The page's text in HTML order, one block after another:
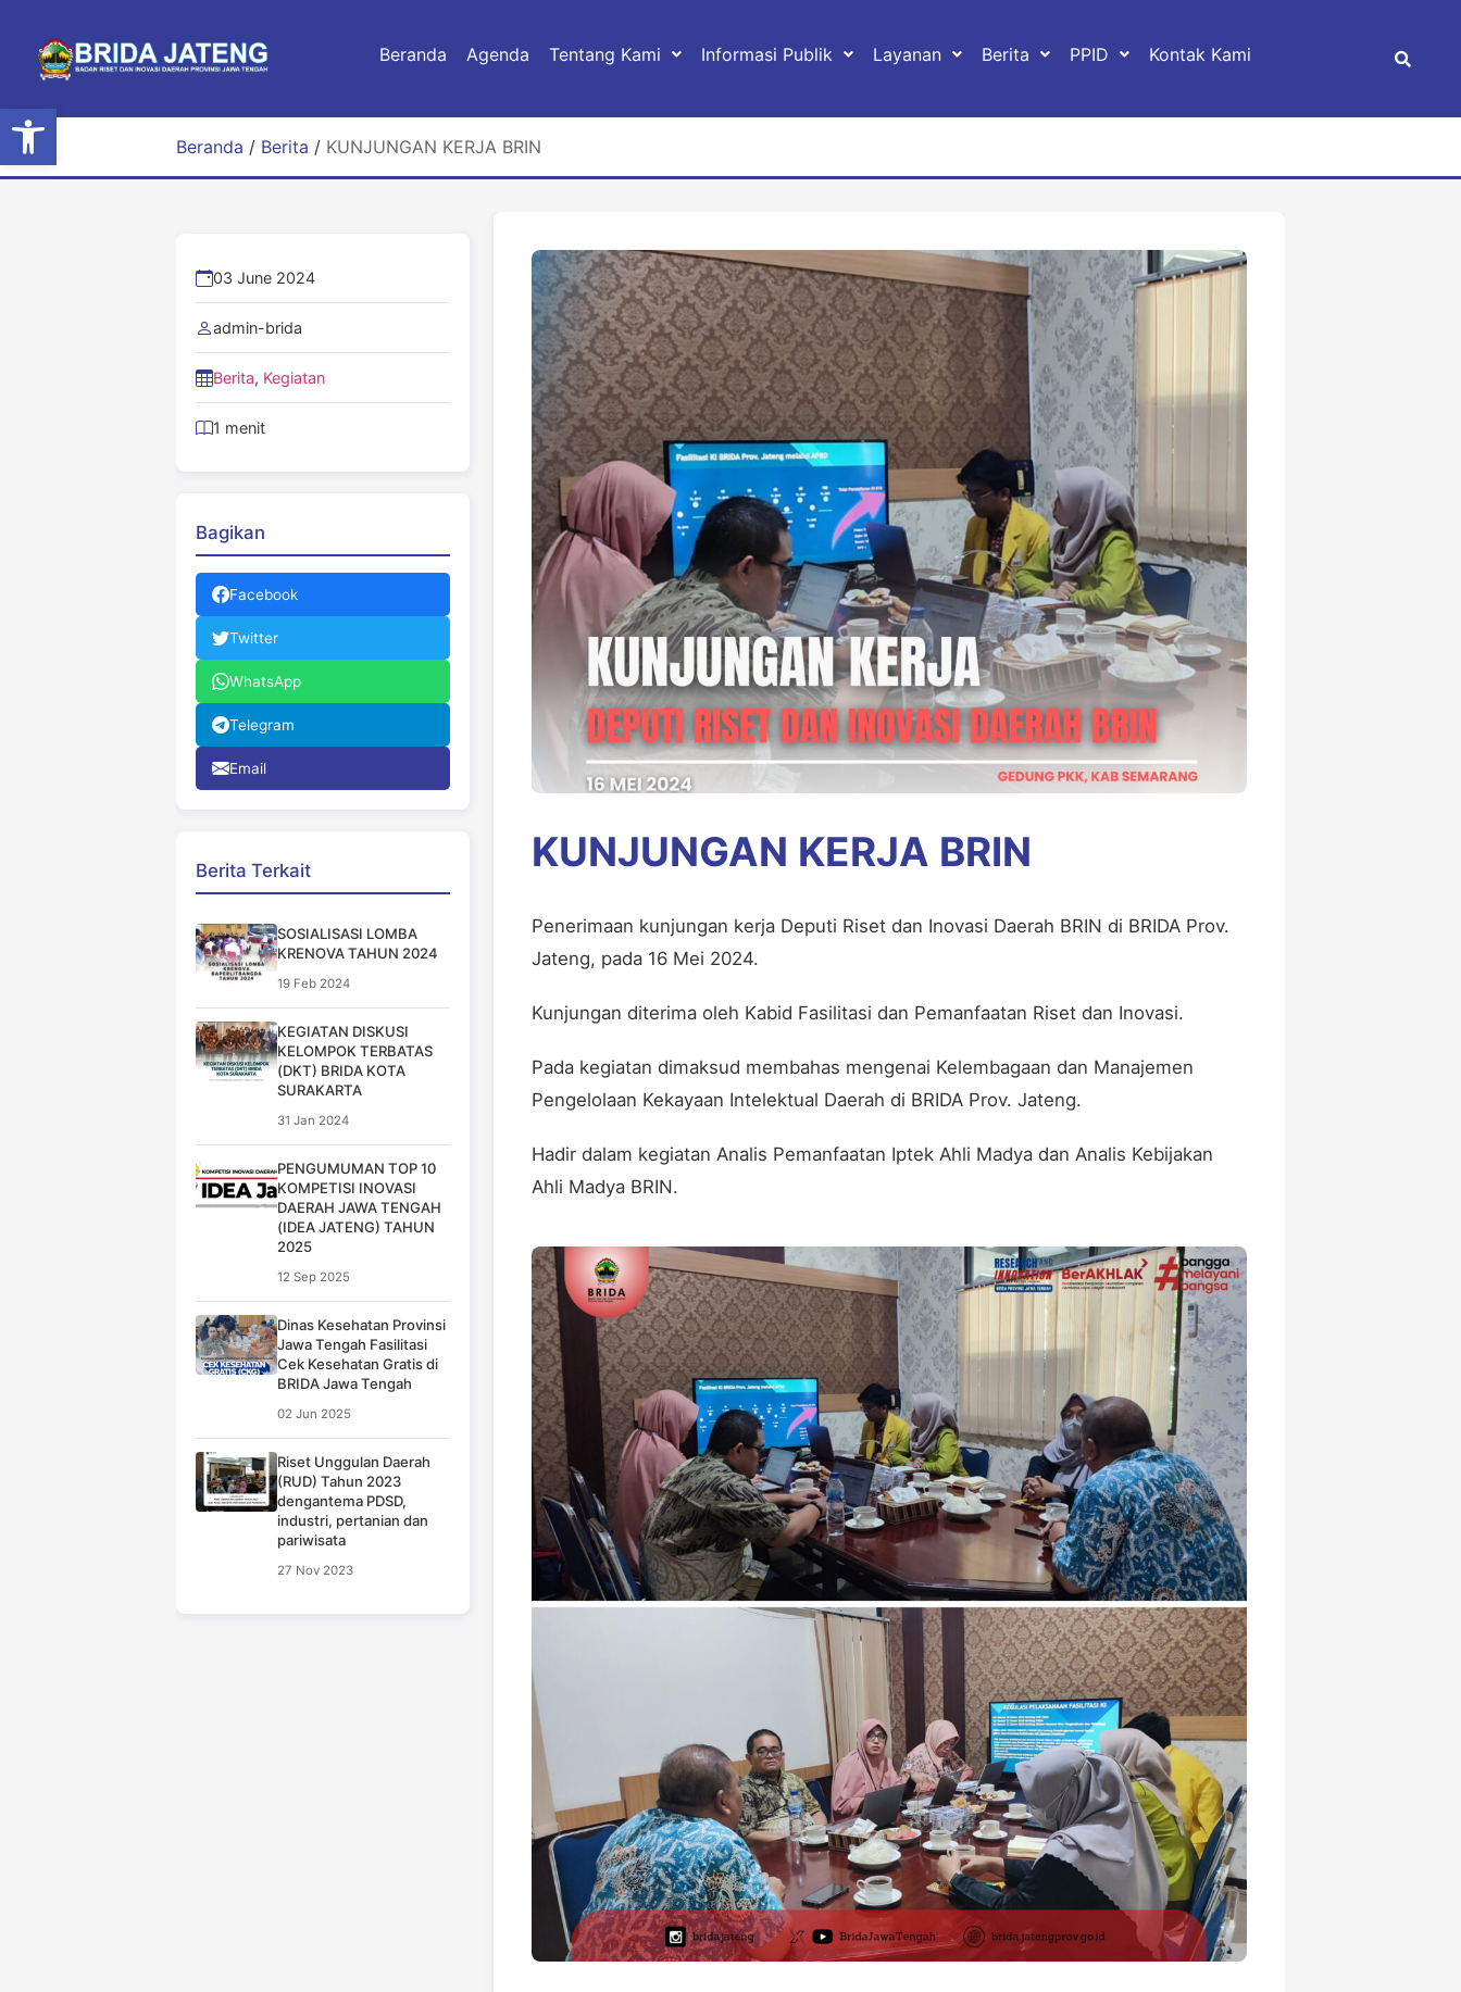
Open toolbar
Beranda Agenda Tentang Kami Informasi Publik Layanan Berita PPID Kontak Kami
Beranda / Berita / KUNJUNGAN KERJA BRIN
03 June 2024
admin-brida
Berita, Kegiatan
1 menit
Bagikan
Facebook
Twitter
WhatsApp
Telegram
Email
Berita Terkait
SOSIALISASI LOMBA
KRENOVA TAHUN 2024
19 Feb 2024
KEGIATAN DISKUSI
KELOMPOK TERBATAS
(DKT) BRIDA KOTA
SURAKARTA
31 Jan 2024
PENGUMUMAN TOP 10
KOMPETISI INOVASI
DAERAH JAWA TENGAH
(IDEA JATENG) TAHUN
2025
12 Sep 2025
Dinas Kesehatan Provinsi
Jawa Tengah Fasilitasi
Cek Kesehatan Gratis di
BRIDA Jawa Tengah
02 Jun 2025
Riset Unggulan Daerah
(RUD) Tahun 2023
dengantema PDSD,
industri, pertanian dan
pariwisata
27 Nov 2023
KUNJUNGAN KERJA BRIN
Penerimaan kunjungan kerja Deputi Riset dan Inovasi Daerah BRIN di BRIDA Prov.
Jateng, pada 16 Mei 2024.
Kunjungan diterima oleh Kabid Fasilitasi dan Pemanfaatan Riset dan Inovasi.
Pada kegiatan dimaksud membahas mengenai Kelembagaan dan Manajemen
Pengelolaan Kekayaan Intelektual Daerah di BRIDA Prov. Jateng.
Hadir dalam kegiatan Analis Pemanfaatan Iptek Ahli Madya dan Analis Kebijakan
Ahli Madya BRIN.